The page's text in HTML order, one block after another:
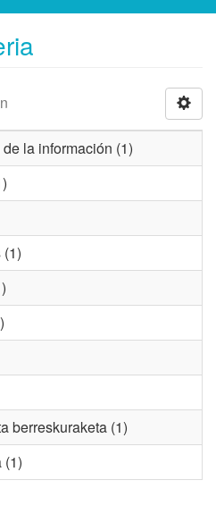
la información (1)
berreskuraketa (1)
(1)